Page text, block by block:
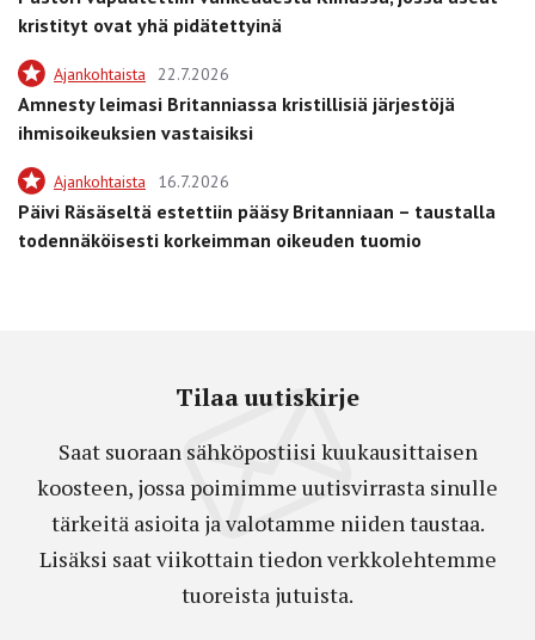
kristityt ovat yhä pidätettyinä
Ajankohtaista 22.7.2026
Amnesty leimasi Britanniassa kristillisiä järjestöjä
ihmisoikeuksien vastaisiksi
Ajankohtaista 16.7.2026
Päivi Räsäseltä estettiin pääsy Britanniaan – taustalla
todennäköisesti korkeimman oikeuden tuomio
Tilaa uutiskirje
Saat suoraan sähköpostiisi kuukausittaisen
koosteen, jossa poimimme uutisvirrasta sinulle
tärkeitä asioita ja valotamme niiden taustaa.
Lisäksi saat viikottain tiedon verkkolehtemme
tuoreista jutuista.